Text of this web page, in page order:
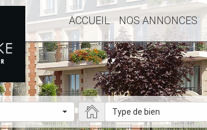
ACCUEIL NOS ANNONCES
Type de bien